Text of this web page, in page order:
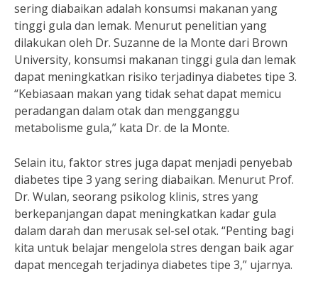
sering diabaikan adalah konsumsi makanan yang
tinggi gula dan lemak. Menurut penelitian yang
dilakukan oleh Dr. Suzanne de la Monte dari Brown
University, konsumsi makanan tinggi gula dan lemak
dapat meningkatkan risiko terjadinya diabetes tipe 3.
“Kebiasaan makan yang tidak sehat dapat memicu
peradangan dalam otak dan mengganggu
metabolisme gula,” kata Dr. de la Monte.
Selain itu, faktor stres juga dapat menjadi penyebab
diabetes tipe 3 yang sering diabaikan. Menurut Prof.
Dr. Wulan, seorang psikolog klinis, stres yang
berkepanjangan dapat meningkatkan kadar gula
dalam darah dan merusak sel-sel otak. “Penting bagi
kita untuk belajar mengelola stres dengan baik agar
dapat mencegah terjadinya diabetes tipe 3,” ujarnya.